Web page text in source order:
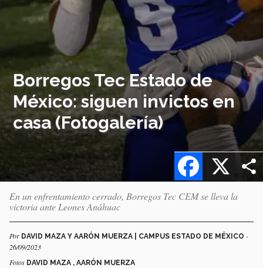
Borregos Tec Estado de
México: siguen invictos en
casa (Fotogalería)
X
Facebook
En un enfrentamiento cerrado, Borregos Tec CEM se lleva la
victoria ante Leones Anáhuac
Por DAVID MAZA Y AARÓN MUERZA | CAMPUS ESTADO DE MÉXICO -
26/09/2023
Fotos DAVID MAZA , AARÓN MUERZA